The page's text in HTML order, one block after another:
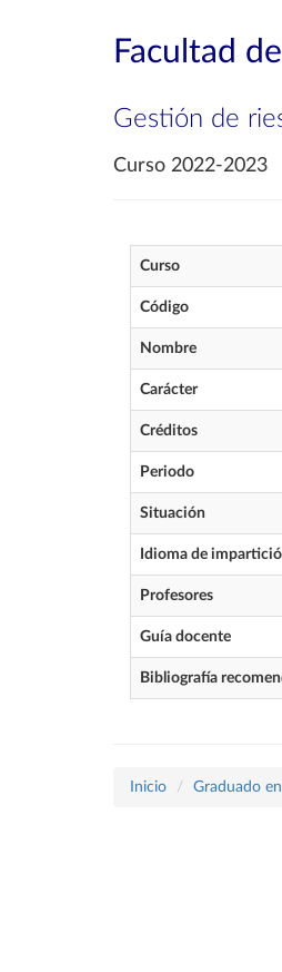
Facultad
Gestión de
Curso 2022-2023
Curso
Código
Nombre
Carácter
Créditos
Periodo
Situación
Idioma de
Profesores
Guía docente
Bibliografía
Inicio Graduado